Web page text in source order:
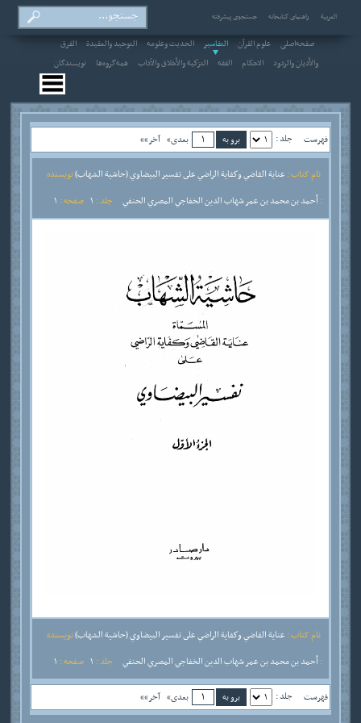
العربیة راهنمای کتابخانه جستجوی پیشرفته
صفحه‌اصلی علوم القرآن التفاسير الحديث وعلومه التوحيد والعقيدة
الفرق
والأديان والردود
الاحکام الفقه التزكية والأخلاق والآداب همه‌گروه‌ها نویسندگان
فهرست جلد : بعدی» آخر»»
نام کتاب : عناية القاضي وكفاية الراضي على تفسير البيضاوي (حاشية الشهاب)نویسنده
:أحمد بن محمد بن عمر شهاب الدين الخفاجي المصري الحنفي جلد : صفحه :
نام کتاب : عناية القاضي وكفاية الراضي على تفسير البيضاوي (حاشية الشهاب)نویسنده
:أحمد بن محمد بن عمر شهاب الدين الخفاجي المصري الحنفي جلد : صفحه :
فهرست جلد : بعدی» آخر»»